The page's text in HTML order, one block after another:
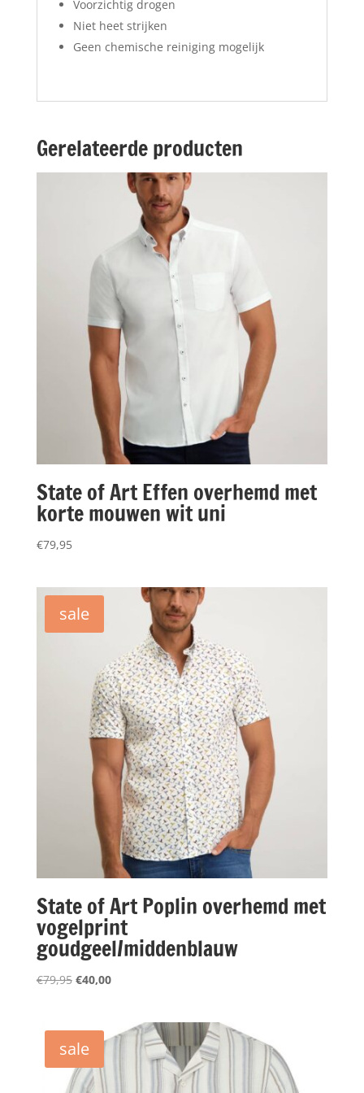
Voorzichtig drogen
Niet heet strijken
Geen chemische reiniging mogelijk
Gerelateerde producten
State of Art Effen overhemd met
korte mouwen wit uni
€79,95
sale
State of Art Poplin overhemd met
vogelprint
goudgeel/middenblauw
€79,95 Oorspronkelijke
€79,95.
€40,00Huidige
€40,00.
sale